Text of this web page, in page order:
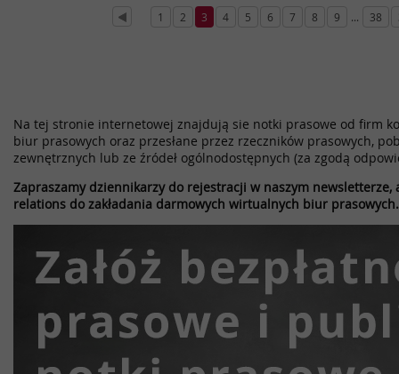
1 2 3 4 5 6 7 8 9 ... 38
Na tej stronie internetowej znajdują sie notki prasowe od firm
biur prasowych oraz przesłane przez rzeczników prasowych,
zewnętrznych lub ze źródeł ogólnodostępnych (za zgodą
Zapraszamy dziennikarzy do rejestracji w naszym
relations do zakładania darmowych wirtualnych biur prasowych.